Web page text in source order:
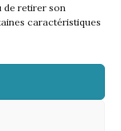
de retirer son
caractéristiques